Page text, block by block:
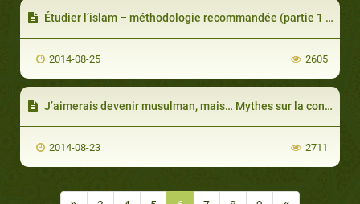
Étudier l’islam – méthodologie recommandée (partie 1 de 4) : À la recherche de preuves? Il faut commencer par la logique
2014-08-25 2605
J’aimerais devenir musulman, mais… Mythes sur la conversion à l’islam (partie 3 de 3)
2014-08-23 2711